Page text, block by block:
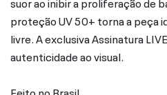
proteção UV 50+ torna a peça
livre. A exclusiva Assinatura
autenticidade ao visual.
Feito no Brasil.